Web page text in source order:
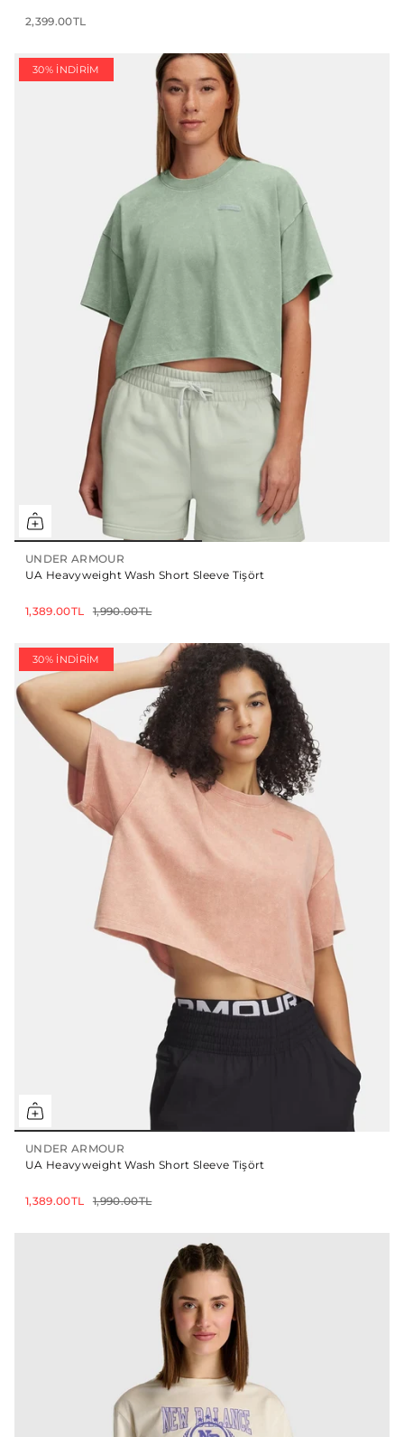
2,399.00TL
30% İNDIRIM
UNDER ARMOUR
UA Heavyweight Wash Short Sleeve Tişört
1,389.00TL 1,990.00TL
30% İNDIRIM
UNDER ARMOUR
UA Heavyweight Wash Short Sleeve Tişört
1,389.00TL 1,990.00TL